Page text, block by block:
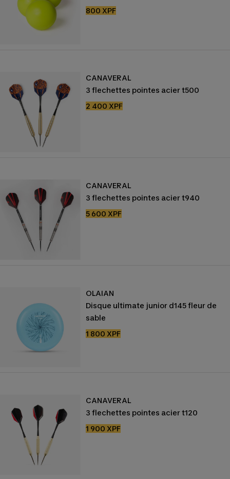
Prix
800 XPF
CANAVERAL
3 flechettes pointes acier t500
Prix
2 400 XPF
CANAVERAL
3 flechettes pointes acier t940
Prix
5 600 XPF
OLAIAN
Disque ultimate junior d145 fleur de
sable
Prix
1 800 XPF
CANAVERAL
3 flechettes pointes acier t120
Prix
1 900 XPF